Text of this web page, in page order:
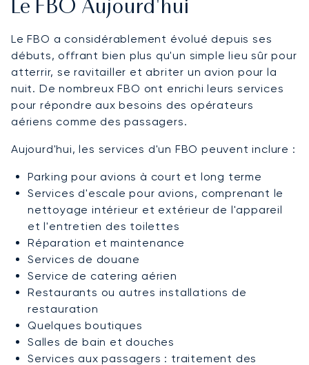
Le FBO Aujourd'hui
Le FBO a considérablement évolué depuis ses
débuts, offrant bien plus qu'un simple lieu sûr pour
atterrir, se ravitailler et abriter un avion pour la
nuit. De nombreux FBO ont enrichi leurs services
pour répondre aux besoins des opérateurs
aériens comme des passagers.
Aujourd'hui, les services d'un FBO peuvent inclure :
Parking pour avions à court et long terme
Services d'escale pour avions, comprenant le
nettoyage intérieur et extérieur de l'appareil
et l'entretien des toilettes
Réparation et maintenance
Services de douane
Service de catering aérien
Restaurants ou autres installations de
restauration
Quelques boutiques
Salles de bain et douches
Services aux passagers : traitement des